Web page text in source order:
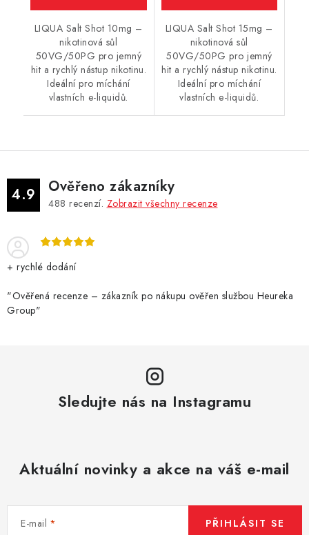
LIQUA Salt Shot 10mg –
nikotinová sůl
50VG/50PG pro jemný
hit a rychlý nástup nikotinu.
Ideální pro míchání
vlastních e-liquidů.
LIQUA Salt Shot 15mg –
nikotinová sůl
50VG/50PG pro jemný
hit a rychlý nástup nikotinu.
Ideální pro míchání
vlastních e-liquidů.
4.9 Ověřeno zákazníky
488 recenzí. Zobrazit všechny recenze
+ rychlé dodání
"Ověřená recenze – zákazník po nákupu ověřen službou Heureka
Group"
Sledujte nás na Instagramu
Aktuální novinky a akce na váš e-mail
E-mail PŘIHLÁSIT SE